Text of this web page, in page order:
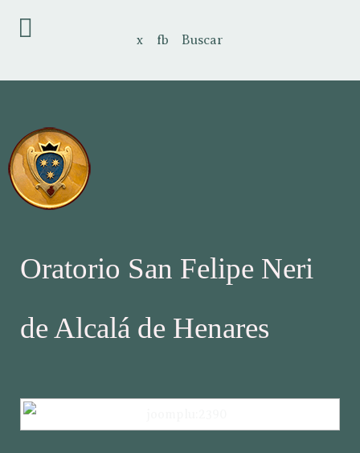
x fb Buscar
Oratorio San Felipe Neri
de Alcalá de Henares